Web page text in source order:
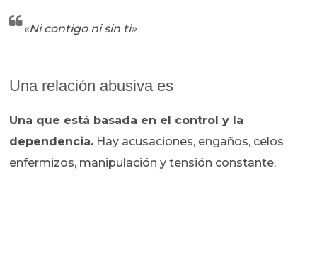
«Ni contigo ni sin ti»
Una relación abusiva es
Una que está basada en el control y la
dependencia. Hay acusaciones, engaños, celos
enfermizos, manipulación y tensión constante.